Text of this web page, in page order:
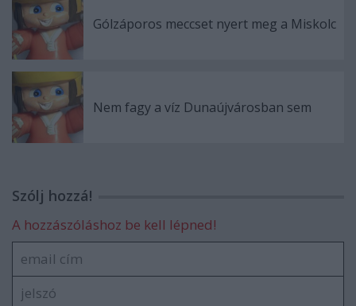
Gólzáporos meccset nyert meg a Miskolc
Nem fagy a víz Dunaújvárosban sem
Szólj hozzá!
A hozzászóláshoz be kell lépned!